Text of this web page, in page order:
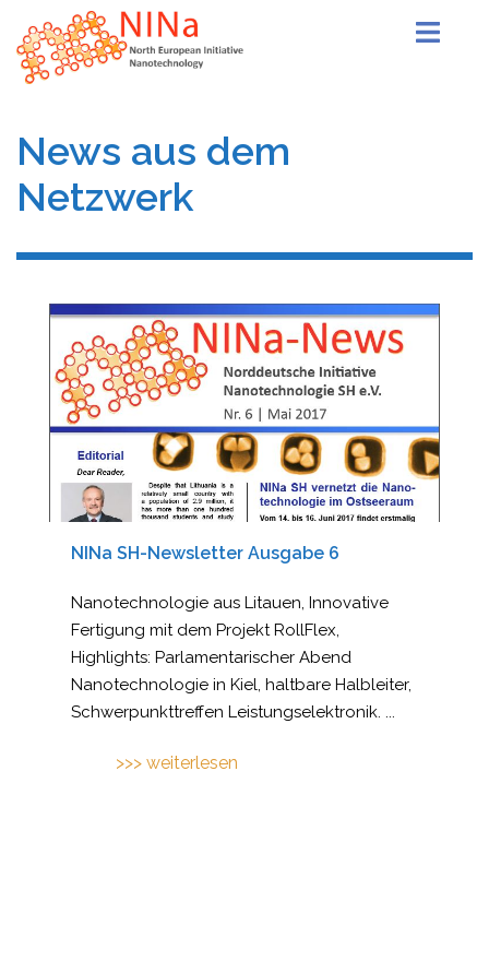
Inhalt
springen
News aus dem
Netzwerk
NINa SH-Newsletter Ausgabe 6
Nanotechnologie aus Litauen, Innovative
Fertigung mit dem Projekt RollFlex,
Highlights: Parlamentarischer Abend
Nanotechnologie in Kiel, haltbare Halbleiter,
Schwerpunkttreffen Leistungselektronik. ...
>>> weiterlesen